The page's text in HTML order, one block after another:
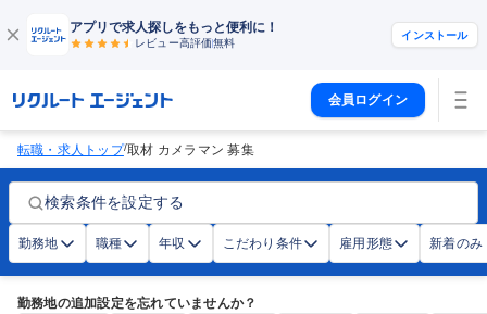
アプリで求人探しをもっと便利に！
レビュー高評価無料
インストール
会員ログイン
転職・求人トップ/取材 カメラマン 募集
検索条件を設定する
勤務地 職種 年収 こだわり条件 雇用形態 新着のみ
勤務地の追加設定を忘れていませんか？